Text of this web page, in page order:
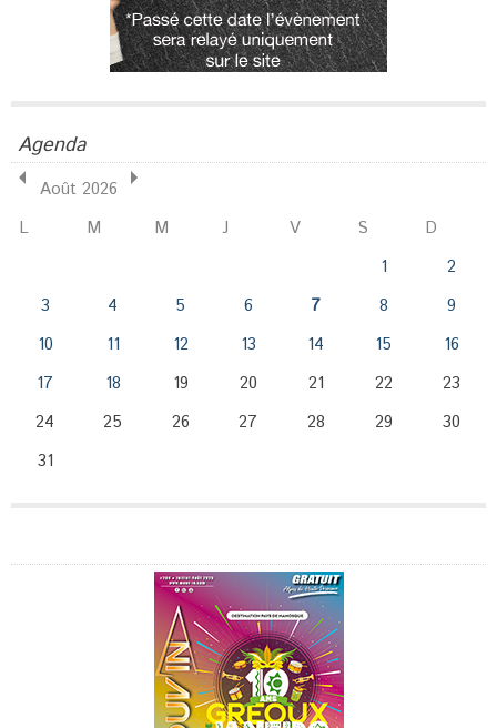
Agenda
Août 2026
L
M M J V S
D
1
2
3
4 5 6 7 8
9
10
11 12 13 14 15
16
17
18 19 20 21 22
23
24
25 26 27 28 29
30
31